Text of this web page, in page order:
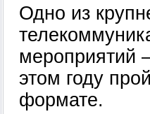
Одно из
мероприятий
этом году
формате.